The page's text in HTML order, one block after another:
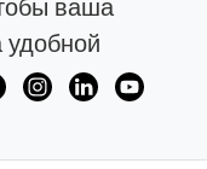
удобной